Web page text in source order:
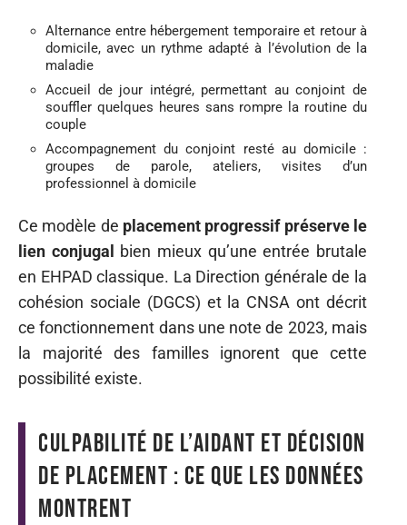
Alternance entre hébergement temporaire et retour à
domicile, avec un rythme adapté à l’évolution de la
maladie
Accueil de jour intégré, permettant au conjoint de
souffler quelques heures sans rompre la routine du
couple
Accompagnement du conjoint resté au domicile :
groupes de parole, ateliers, visites d’un
professionnel à domicile
Ce modèle de placement progressif préserve le
lien conjugal bien mieux qu’une entrée brutale
en EHPAD classique. La Direction générale de la
cohésion sociale (DGCS) et la CNSA ont décrit
ce fonctionnement dans une note de 2023, mais
la majorité des familles ignorent que cette
possibilité existe.
Culpabilité de l’aidant et décision
de placement : ce que les données
montrent